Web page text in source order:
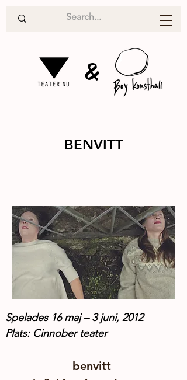
&
BENVITT
Spelades 16 maj – 3 juni, 2012
Plats: Cinnober teater
benvitt